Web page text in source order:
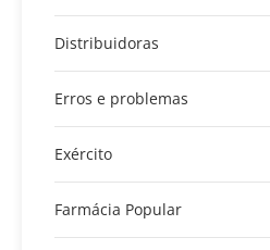
Distribuidoras
Erros e problemas
Exército
Farmácia Popular